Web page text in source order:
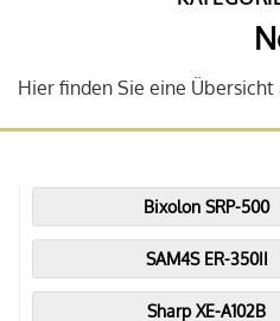
Hier finden Sie eine
Bixolon SRP-500
SAM4S ER-350II
Sharp XE-A102B